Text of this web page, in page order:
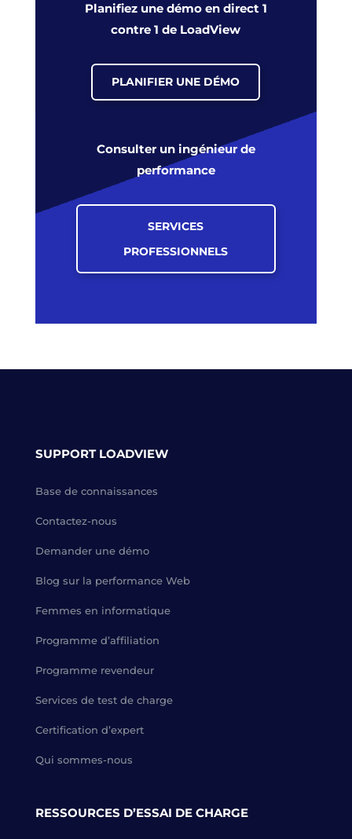
Planifiez une démo en direct 1
contre 1 de LoadView
PLANIFIER UNE DÉMO
Consulter un ingénieur de
performance
SERVICES
PROFESSIONNELS
SUPPORT LOADVIEW
Base de connaissances
Contactez-nous
Demander une démo
Blog sur la performance Web
Femmes en informatique
Programme d’affiliation
Programme revendeur
Services de test de charge
Certification d’expert
Qui sommes-nous
RESSOURCES D’ESSAI DE CHARGE